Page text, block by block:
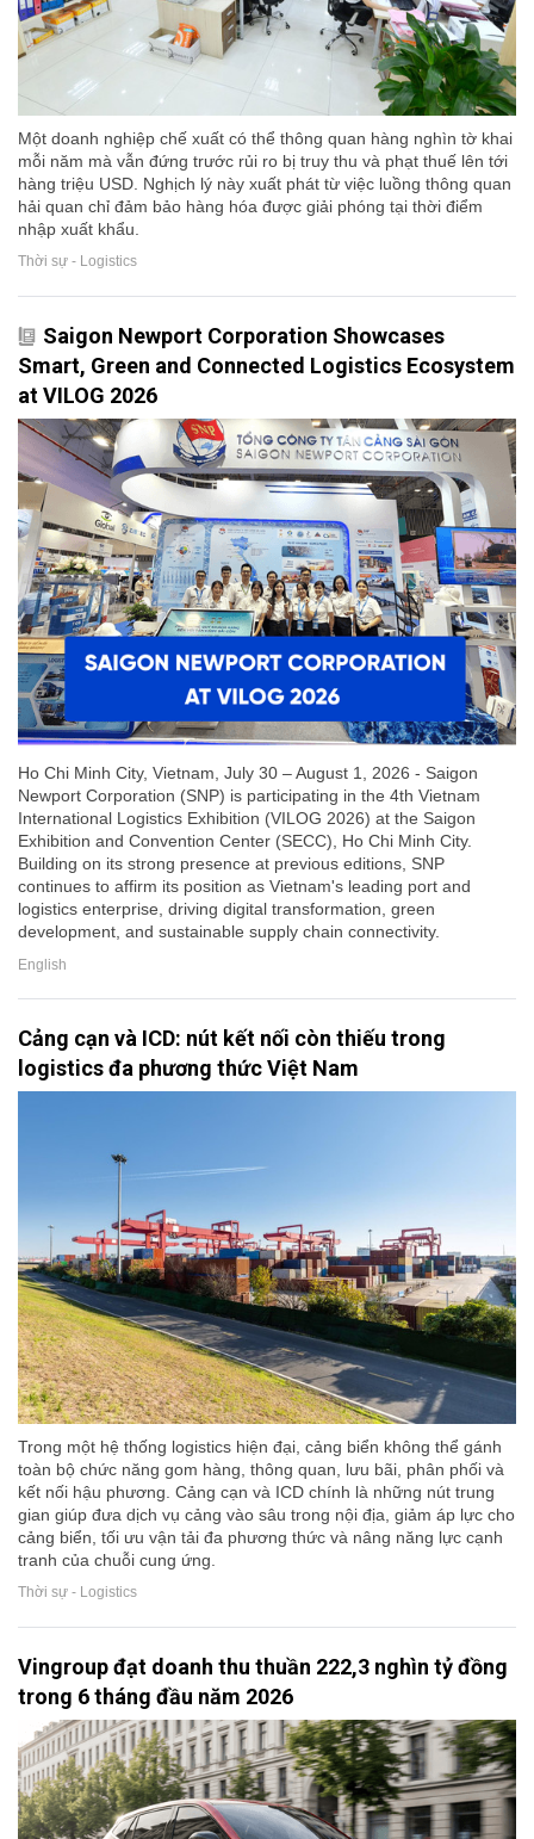
Một doanh nghiệp chế xuất có thể thông quan hàng nghìn tờ khai
mỗi năm mà vẫn đứng trước rủi ro bị truy thu và phạt thuế lên tới
hàng triệu USD. Nghịch lý này xuất phát từ việc luồng thông quan
hải quan chỉ đảm bảo hàng hóa được giải phóng tại thời điểm
nhập xuất khẩu.
Thời sự - Logistics
Saigon Newport Corporation Showcases
Smart, Green and Connected Logistics Ecosystem
at VILOG 2026
Ho Chi Minh City, Vietnam, July 30 – August 1, 2026 - Saigon
Newport Corporation (SNP) is participating in the 4th Vietnam
International Logistics Exhibition (VILOG 2026) at the Saigon
Exhibition and Convention Center (SECC), Ho Chi Minh City.
Building on its strong presence at previous editions, SNP
continues to affirm its position as Vietnam's leading port and
logistics enterprise, driving digital transformation, green
development, and sustainable supply chain connectivity.
English
Cảng cạn và ICD: nút kết nối còn thiếu trong
logistics đa phương thức Việt Nam
Trong một hệ thống logistics hiện đại, cảng biển không thể gánh
toàn bộ chức năng gom hàng, thông quan, lưu bãi, phân phối và
kết nối hậu phương. Cảng cạn và ICD chính là những nút trung
gian giúp đưa dịch vụ cảng vào sâu trong nội địa, giảm áp lực cho
cảng biển, tối ưu vận tải đa phương thức và nâng năng lực cạnh
tranh của chuỗi cung ứng.
Thời sự - Logistics
Vingroup đạt doanh thu thuần 222,3 nghìn tỷ đồng
trong 6 tháng đầu năm 2026